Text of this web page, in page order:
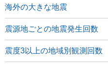
海外の大きな地震
震源地ごとの地震発生回数
震度3以上の地域別観測回数